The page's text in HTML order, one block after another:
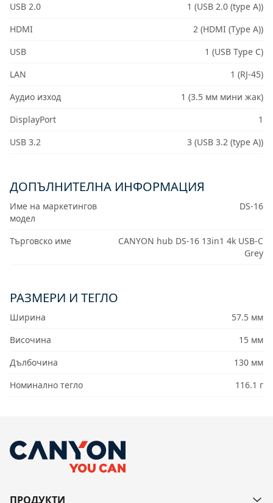
USB 2.0
1 (USB 2.0 (type A))
HDMI
2 (HDMI (Type A))
USB
1 (USB Type C)
LAN
1 (RJ-45)
Аудио изход
1 (3.5 мм мини жак)
DisplayPort
1
USB 3.2
3 (USB 3.2 (type A))
ДОПЪЛНИТЕЛНА ИНФОРМАЦИЯ
Име на маркетингов
модел
DS-16
Търговско име
CANYON hub DS-16 13in1 4k USB-C
Grey
РАЗМЕРИ И ТЕГЛО
Ширина
57.5 мм
Височина
15 мм
Дълбочина
130 мм
Номинално тегло
116.1 г
ПРОДУКТИ